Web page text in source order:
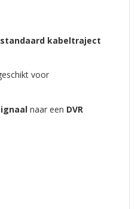
standaard kabeltraject
voor
naar een DVR